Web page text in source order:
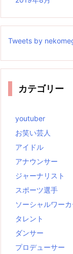
Tweets by
カテゴリー
youtuber
お笑い芸人
アイドル
アナウンサー
ジャーナリスト
スポーツ選手
ソーシャルワー
タレント
ダンサー
プロデューサー